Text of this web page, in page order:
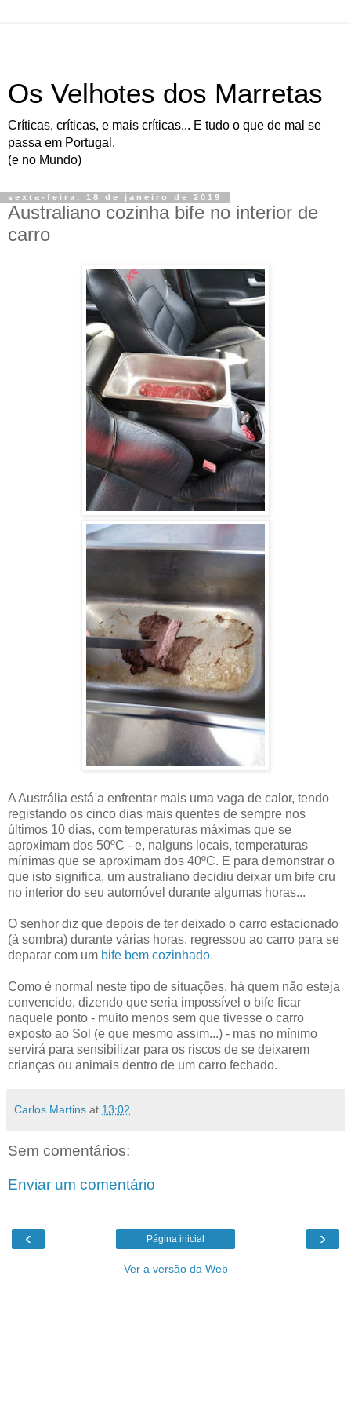
Os Velhotes dos Marretas
Críticas, críticas, e mais críticas... E tudo o que de mal se
passa em Portugal.
(e no Mundo)
sexta-feira, 18 de janeiro de 2019
Australiano cozinha bife no interior de
carro
A Austrália está a enfrentar mais uma vaga de calor, tendo
registando os cinco dias mais quentes de sempre nos
últimos 10 dias, com temperaturas máximas que se
aproximam dos 50ºC - e, nalguns locais, temperaturas
mínimas que se aproximam dos 40ºC. E para demonstrar o
que isto significa, um australiano decidiu deixar um bife cru
no interior do seu automóvel durante algumas horas...
O senhor diz que depois de ter deixado o carro estacionado
(à sombra) durante várias horas, regressou ao carro para se
deparar com um bife bem cozinhado.
Como é normal neste tipo de situações, há quem não esteja
convencido, dizendo que seria impossível o bife ficar
naquele ponto - muito menos sem que tivesse o carro
exposto ao Sol (e que mesmo assim...) - mas no mínimo
servirá para sensibilizar para os riscos de se deixarem
crianças ou animais dentro de um carro fechado.
Carlos Martins at 13:02
Sem comentários:
Enviar um comentário
‹ ›
Página inicial
Ver a versão da Web